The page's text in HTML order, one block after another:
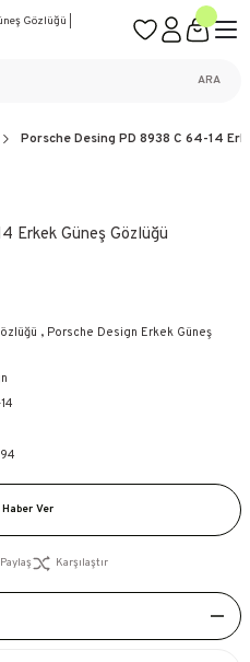
GARANTİSİ
ARA
Porsche Desing PD 8938 C 64-14
Erkek Güneş Gözlüğü
, Porsche Design Erkek Güneş
Ver
Paylaş Karşılaştır